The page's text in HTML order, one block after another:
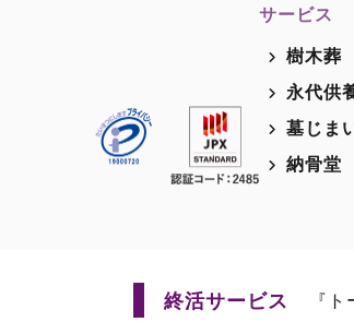
サービス
樹木葬
永代供
墓じま
納骨堂
終活サービス 『